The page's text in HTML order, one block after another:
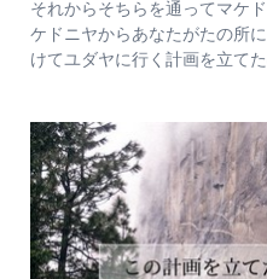
それからそちらを通ってマケ
ケドニヤからあなたがたの所
けてユダヤに行く計画を立てた